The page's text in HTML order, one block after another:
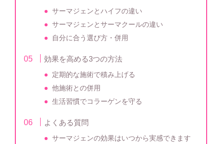
サーマジェンとハイフの違い
サーマジェンとサーマクールの違い
自分に合う選び方・併用
効果を高める3つの方法
定期的な施術で積み上げる
他施術との併用
生活習慣でコラーゲンを守る
よくある質問
サーマジェンの効果はいつから実感できます